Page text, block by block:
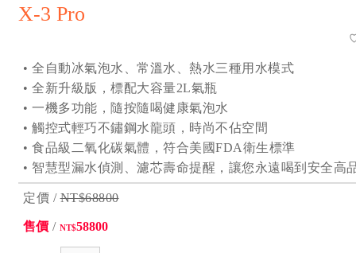
X-3 Pro
• 全自動冰氣泡水、常溫水、熱水三種用水模式
• 全新升級版，標配大容量2L氣瓶
• 一機多功能，隨按隨喝健康氣泡水
• 觸控式輕巧不鏽鋼水龍頭，時尚不佔空間
• 食品級二氧化碳氣體，符合美國FDA衛生標準
• 智慧型漏水偵測、濾芯壽命提醒，讓您永遠喝到安全高
定價 /NT$68800
售價 / NT$58800